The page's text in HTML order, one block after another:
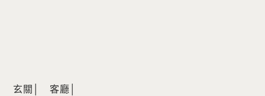
玄關│ 客廳│